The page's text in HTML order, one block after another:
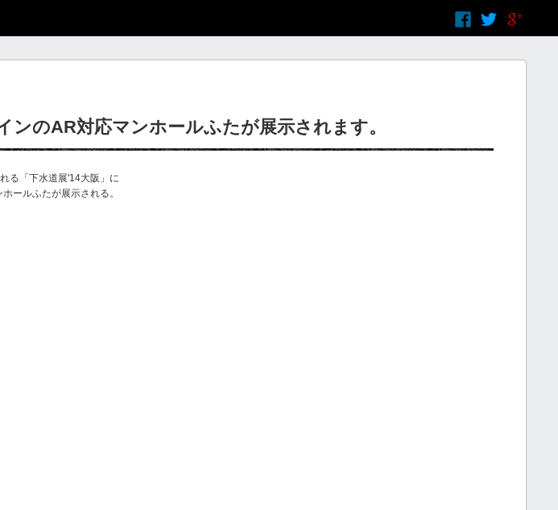
ンのAR対応マンホールふたが展示されます。
る「下水道展'14大阪」に
ールふたが展示される。